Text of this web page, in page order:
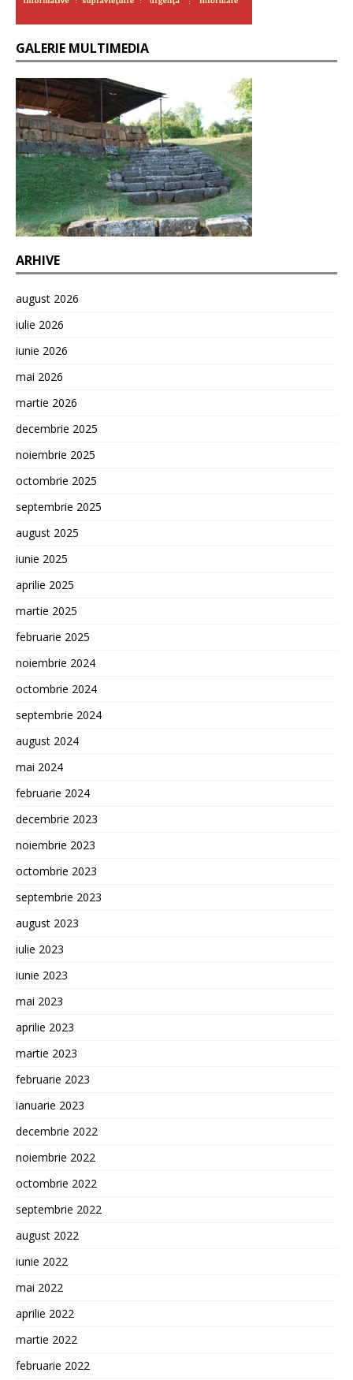
GALERIE MULTIMEDIA
ARHIVE
august 2026
iulie 2026
iunie 2026
mai 2026
martie 2026
decembrie 2025
noiembrie 2025
octombrie 2025
septembrie 2025
august 2025
iunie 2025
aprilie 2025
martie 2025
februarie 2025
noiembrie 2024
octombrie 2024
septembrie 2024
august 2024
mai 2024
februarie 2024
decembrie 2023
noiembrie 2023
octombrie 2023
septembrie 2023
august 2023
iulie 2023
iunie 2023
mai 2023
aprilie 2023
martie 2023
februarie 2023
ianuarie 2023
decembrie 2022
noiembrie 2022
octombrie 2022
septembrie 2022
august 2022
iunie 2022
mai 2022
aprilie 2022
martie 2022
februarie 2022